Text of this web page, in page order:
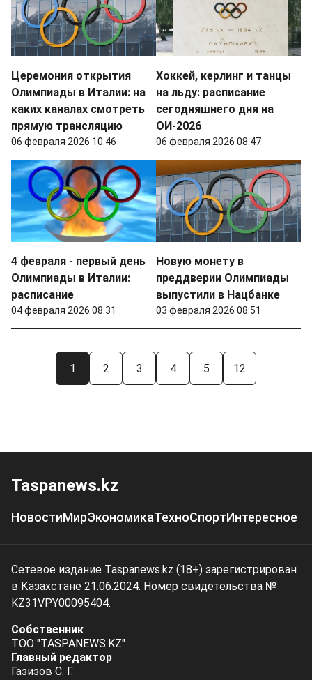
Церемония открытия
Олимпиады в Италии: на
каких каналах смотреть
прямую трансляцию
06 февраля 2026 10:46
Хоккей, керлинг и танцы
на льду: расписание
сегодняшнего дня на
ОИ-2026
06 февраля 2026 08:47
4 февраля - первый день
Олимпиады в Италии:
расписание
04 февраля 2026 08:31
Новую монету в
преддверии Олимпиады
выпустили в Нацбанке
03 февраля 2026 08:51
1 2 3 4 5 12
Taspanews.kz
НовостиМирЭкономикаТехноСпортИнтересное
Сетевое издание Taspanews.kz (18+) зарегистрирован
в Казахстане 21.06.2024. Номер свидетельства №
KZ31VPY00095404.
Собственник
ТОО "TASPANEWS.KZ"
Главный редактор
Газизов С. Г.